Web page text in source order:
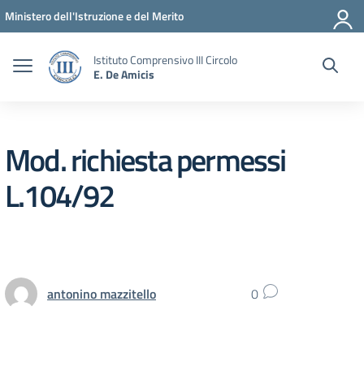
Vai ai contenuti
Vai al menu di navigazione
Vai al footer
Ministero dell'Istruzione e del Merito
Istituto Comprensivo III Circolo
E. De Amicis
Mod. richiesta permessi
L.104/92
antonino mazzitello 0